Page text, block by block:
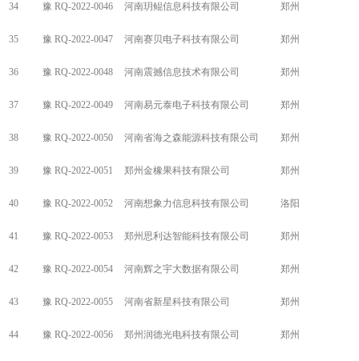
34 豫 RQ-2022-0046 河南玥鲲信息科技有限公司 郑州
35 豫 RQ-2022-0047 河南赛贝电子科技有限公司 郑州
36 豫 RQ-2022-0048 河南震撼信息技术有限公司 郑州
37 豫 RQ-2022-0049 河南易元泰电子科技有限公司 郑州
38 豫 RQ-2022-0050 河南省海之森能源科技有限公司 郑州
39 豫 RQ-2022-0051 郑州金橡果科技有限公司 郑州
40 豫 RQ-2022-0052 河南想象力信息科技有限公司 洛阳
41 豫 RQ-2022-0053 郑州思利达智能科技有限公司 郑州
42 豫 RQ-2022-0054 河南辉之宇大数据有限公司 郑州
43 豫 RQ-2022-0055 河南省新星科技有限公司 郑州
44 豫 RQ-2022-0056 郑州润德光电科技有限公司 郑州